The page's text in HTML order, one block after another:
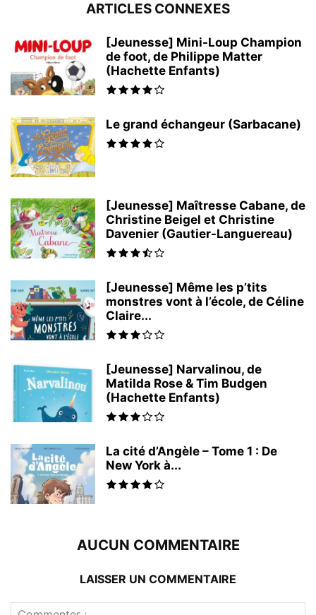
ARTICLES CONNEXES
[Jeunesse] Mini-Loup Champion
de foot, de Philippe Matter
(Hachette Enfants)
Le grand échangeur (Sarbacane)
[Jeunesse] Maîtresse Cabane, de
Christine Beigel et Christine
Davenier (Gautier-Languereau)
[Jeunesse] Même les p’tits
monstres vont à l’école, de Céline
Claire...
[Jeunesse] Narvalinou, de
Matilda Rose & Tim Budgen
(Hachette Enfants)
La cité d’Angèle – Tome 1 : De
New York à...
AUCUN COMMENTAIRE
LAISSER UN COMMENTAIRE